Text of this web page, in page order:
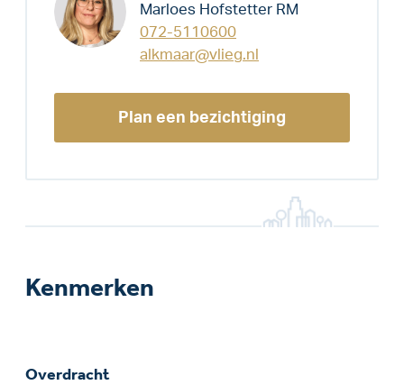
Marloes Hofstetter RM
072-5110600
alkmaar@vlieg.nl
Plan een bezichtiging
Kenmerken
Overdracht